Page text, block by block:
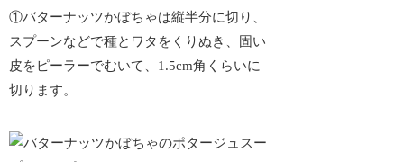
①バターナッツかぼちゃは縦半分に切り、
スプーンなどで種とワタをくりぬき、固い
皮をピーラーでむいて、1.5cm角くらいに
切ります。